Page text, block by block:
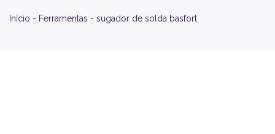
Início - Ferramentas - sugador de solda basfort